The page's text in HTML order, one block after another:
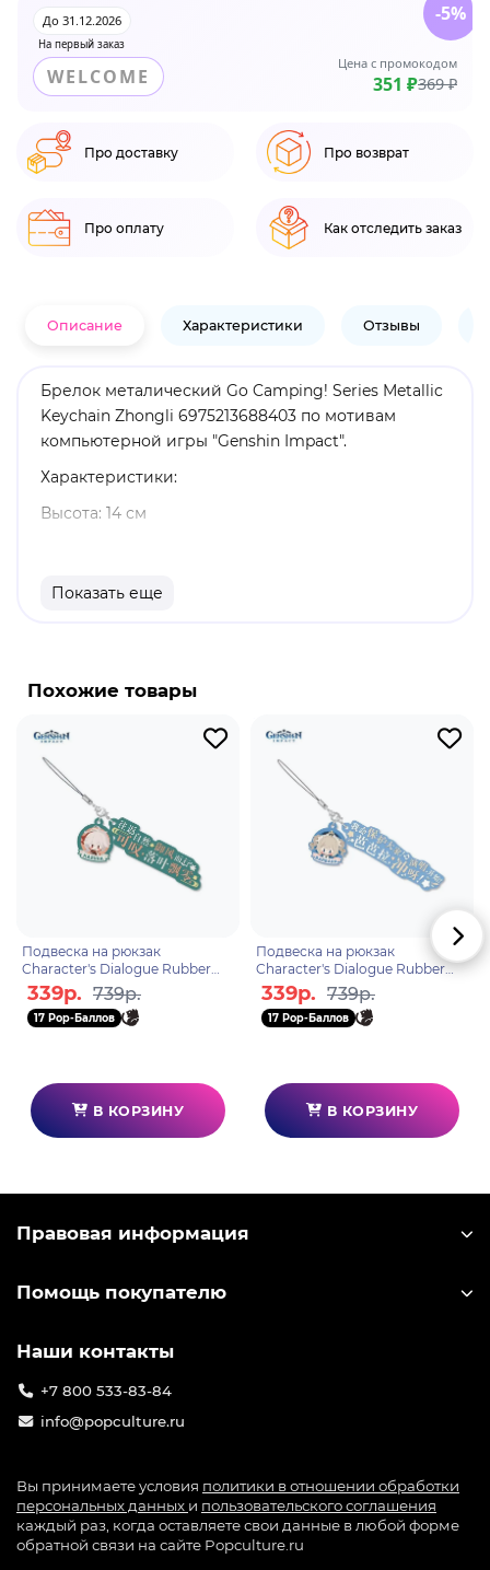
На первый заказ
До 31.12.2026
WELCOME
Цена с промокодом
351 ₽369 ₽
-5%
Про доставку Про возврат
Про оплату Как отследить заказ
Описание Характеристики Отзывы
Брелок металический Go Camping! Series Metallic
Keychain Zhongli 6975213688403 по мотивам
компьютерной игры "Genshin Impact".
Характеристики:
Высота: 14 см
Оригинальный и официально лицензированный
Чжун Ли - консультант ритуального Бюро
выше, чем у любого другого эксперта в чем бы то
ни было в Ли Юэ.
Показать еще
Похожие товары
Подвеска на рюкзак
Character's Dialogue Rubber
Straps Kaedehara Kazuha
6975213682791
339р. 739р.
17 Pop-Баллов
В КОРЗИНУ
Подвеска на рюкзак
Character's Dialogue Rubber
Straps Barbara 6974696614336
339р. 739р.
17 Pop-Баллов
В КОРЗИНУ
Правовая информация
Помощь покупателю
Наши контакты
+7 800 533-83-84
info@popculture.ru
Вы принимаете условия политики в отношении обработки
персональных данных и пользовательского соглашения
каждый раз, когда оставляете свои данные в любой форме
обратной связи на сайте Popculture.ru